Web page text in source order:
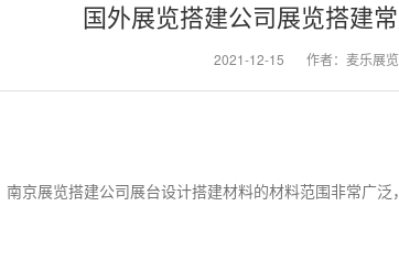
国外展览搭建公司展览搭建
2021-12-15 作者：麦乐展览
南京展览搭建公司展台设计搭建材料的材料范围非常广